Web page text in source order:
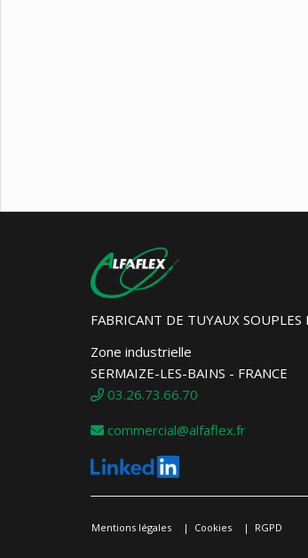
FABRICANT DE TUYAUX SOUPLES
Zone industrielle
SERMAIZE-LES-BAINS - FRANCE
03.26.73.66.70
commercial@alfaflex.fr
Mentions légales Cookies RGPD